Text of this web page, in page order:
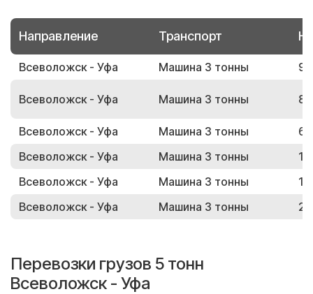
Направление Транспорт
Всеволожск - Уфа Машина 3 тонны
Всеволожск - Уфа Машина 3 тонны
Всеволожск - Уфа Машина 3 тонны
Всеволожск - Уфа
Машина 3 тонны
Всеволожск - Уфа
Машина 3 тонны
Всеволожск - Уфа
Машина 3 тонны
Перевозки грузов 5 тонн
Всеволожск - Уфа